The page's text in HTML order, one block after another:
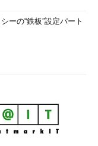
ーの“鉄板”設定パート